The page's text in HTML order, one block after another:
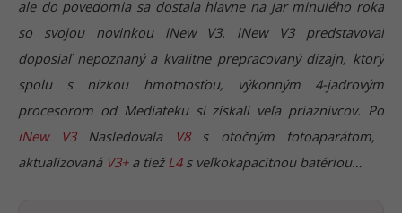
ale do povedomia sa dostala hlavne na jar minulého roka
so svojou novinkou iNew V3. iNew V3 predstavoval
doposiaľ nepoznaný a kvalitne prepracovaný dizajn, ktorý
spolu s nízkou hmotnosťou, výkonným 4-jadrovým
procesorom od Mediateku si získali veľa priaznivcov. Po
iNew V3Nasledovala V8s otočným fotoaparátom,
aktualizovanáV3+a tiežL4 s veľkokapacitnou batériou…